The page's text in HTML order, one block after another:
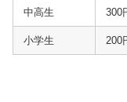
中高生 300
小学生 200